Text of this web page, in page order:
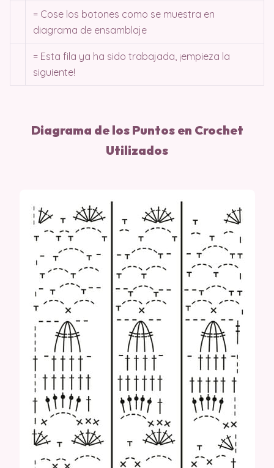
= Cose los botones como se muestra en
diagrama de ensamblaje
= Esta fila ya ha sido trabajada, ¡empieza la
siguiente!
Diagrama de los Puntos en Crochet
Utilizados